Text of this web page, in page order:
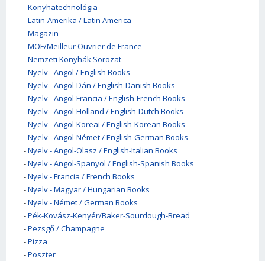
-Konyhatechnológia
-Latin-Amerika / Latin America
-Magazin
-MOF/Meilleur Ouvrier de France
-Nemzeti Konyhák Sorozat
-Nyelv - Angol / English Books
-Nyelv - Angol-Dán / English-Danish Books
-Nyelv - Angol-Francia / English-French Books
-Nyelv - Angol-Holland / English-Dutch Books
-Nyelv - Angol-Koreai / English-Korean Books
-Nyelv - Angol-Német / English-German Books
-Nyelv - Angol-Olasz / English-Italian Books
-Nyelv - Angol-Spanyol / English-Spanish Books
-Nyelv - Francia / French Books
-Nyelv - Magyar / Hungarian Books
-Nyelv - Német / German Books
-Pék-Kovász-Kenyér/Baker-Sourdough-Bread
-Pezsgő / Champagne
-Pizza
-Poszter